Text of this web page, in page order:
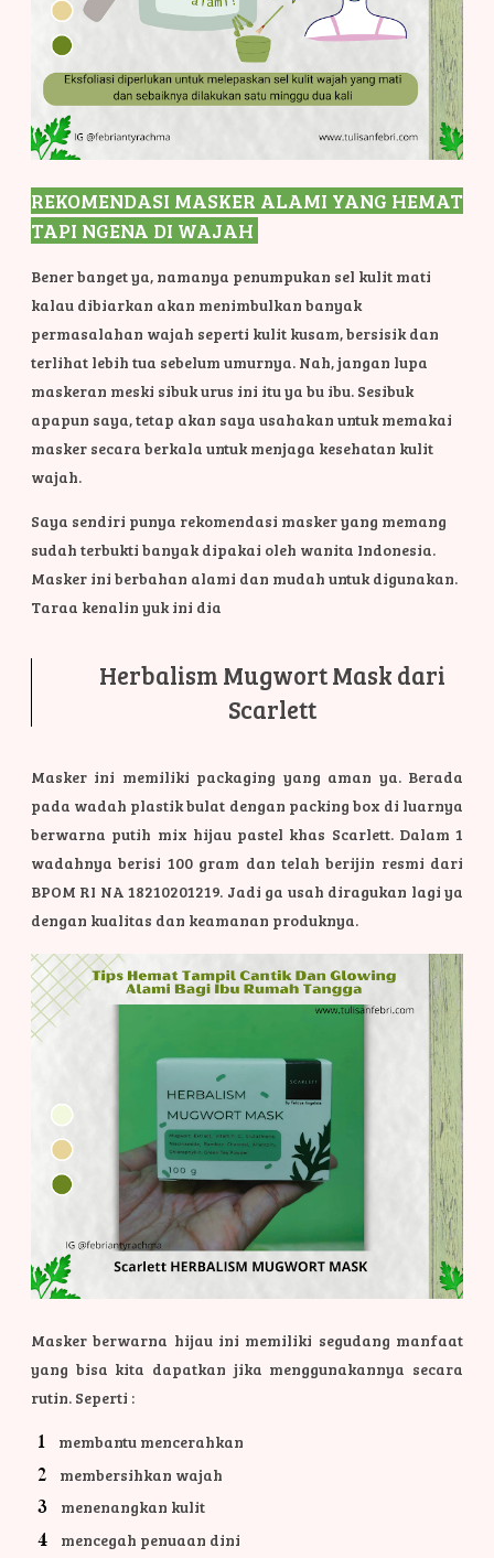
REKOMENDASI MASKER ALAMI YANG HEMAT
TAPI NGENA DI WAJAH
Bener banget ya, namanya penumpukan sel kulit mati
kalau dibiarkan akan menimbulkan banyak
permasalahan wajah seperti kulit kusam, bersisik dan
terlihat lebih tua sebelum umurnya. Nah, jangan lupa
maskeran meski sibuk urus ini itu ya bu ibu. Sesibuk
apapun saya, tetap akan saya usahakan untuk memakai
masker secara berkala untuk menjaga kesehatan kulit
wajah.
Saya sendiri punya rekomendasi masker yang memang
sudah terbukti banyak dipakai oleh wanita Indonesia.
Masker ini berbahan alami dan mudah untuk digunakan.
Taraa kenalin yuk ini dia
Herbalism Mugwort Mask dari
Scarlett
Masker ini memiliki packaging yang aman ya. Berada
pada wadah plastik bulat dengan packing box di luarnya
berwarna putih mix hijau pastel khas Scarlett. Dalam 1
wadahnya berisi 100 gram dan telah berijin resmi dari
BPOM RI NA 18210201219. Jadi ga usah diragukan lagi ya
dengan kualitas dan keamanan produknya.
Masker berwarna hijau ini memiliki segudang manfaat
yang bisa kita dapatkan jika menggunakannya secara
rutin. Seperti :
membantu mencerahkan
membersihkan wajah
menenangkan kulit
mencegah penuaan dini